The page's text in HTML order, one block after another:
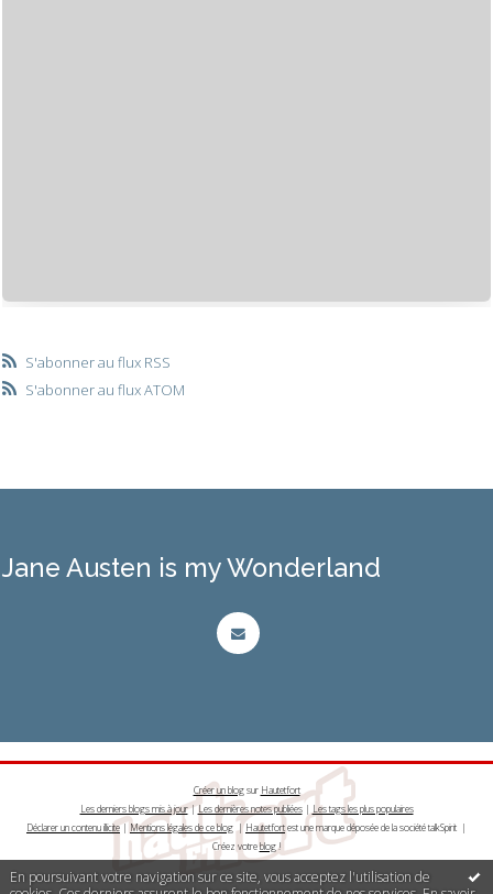
En poursuivant votre navigation sur ce site, vous acceptez l'utilisation de
S'abonner au flux RSS
S'abonner au flux ATOM
Jane Austen is my Wonderland
Créer un blogsur Hautetfort
Les derniers blogs mis à jour|Les dernières notes publiées| Les tags les plus populaires
Déclarer un contenu illicite| Mentions légales de ce blog |Hautetfortest une marque déposée de la société talkSpirit |
Créez votreblog!